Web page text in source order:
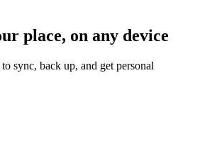
place, on any device
sync, back up, and get personal